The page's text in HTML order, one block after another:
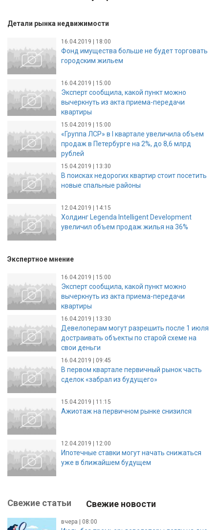
Детали рынка недвижимости
16.04.2019 | 18:00
Фонд имущества больше не будет торговать
городским жильем
16.04.2019 | 15:00
Эксперт сообщила, какой пункт можно
вычеркнуть из акта приема-передачи
квартиры
15.04.2019 | 15:00
«Группа ЛСР» в I квартале увеличила объем
продаж в Петербурге на 2%, до 8,6 млрд
рублей
15.04.2019 | 13:30
В поисках недорогих квартир стоит посетить
новые спальные районы
12.04.2019 | 14:15
Холдинг Legenda Intelligent Development
увеличил объем продаж жилья на 36%
Экспертное мнение
16.04.2019 | 15:00
Эксперт сообщила, какой пункт можно
вычеркнуть из акта приема-передачи
квартиры
16.04.2019 | 13:30
Девелоперам могут разрешить после 1 июля
достраивать объекты по старой схеме на
свои деньги
16.04.2019 | 09:45
В первом квартале первичный рынок часть
сделок «забрал из будущего»
15.04.2019 | 11:15
Ажиотаж на первичном рынке снизился
12.04.2019 | 12:00
Ипотечные ставки могут начать снижаться
уже в ближайшем будущем
Свежие статьи Свежие новости
вчера | 08:00